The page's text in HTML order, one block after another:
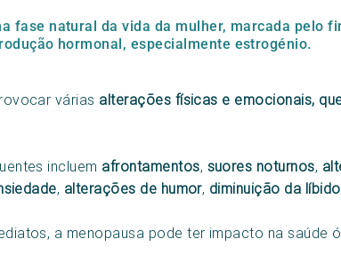
fase natural da vida da mulher, marcada pelo
hormonal, especialmente estrogénio.
várias alterações físicas e emocionais,
incluem afrontamentos, suores noturnos,
, alterações de humor, diminuição da líbido
a menopausa pode ter impacto na saúde